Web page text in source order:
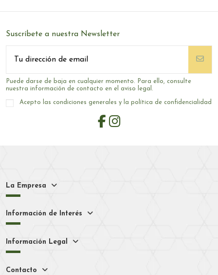
Suscríbete a nuestra Newsletter
Puede darse de baja en cualquier momento. Para ello, consulte
nuestra información de contacto en el aviso legal.
Acepto las condiciones generales y la política de confidencialidad
La Empresa
Información de Interés
Información Legal
Contacto